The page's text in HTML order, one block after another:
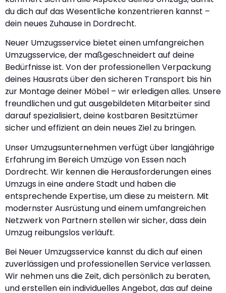
du dich auf das Wesentliche konzentrieren kannst –
dein neues Zuhause in Dordrecht.
Neuer Umzugsservice bietet einen umfangreichen
Umzugsservice, der maßgeschneidert auf deine
Bedürfnisse ist. Von der professionellen Verpackung
deines Hausrats über den sicheren Transport bis hin
zur Montage deiner Möbel – wir erledigen alles. Unsere
freundlichen und gut ausgebildeten Mitarbeiter sind
darauf spezialisiert, deine kostbaren Besitztümer
sicher und effizient an dein neues Ziel zu bringen.
Unser Umzugsunternehmen verfügt über langjährige
Erfahrung im Bereich Umzüge von Essen nach
Dordrecht. Wir kennen die Herausforderungen eines
Umzugs in eine andere Stadt und haben die
entsprechende Expertise, um diese zu meistern. Mit
modernster Ausrüstung und einem umfangreichen
Netzwerk von Partnern stellen wir sicher, dass dein
Umzug reibungslos verläuft.
Bei Neuer Umzugsservice kannst du dich auf einen
zuverlässigen und professionellen Service verlassen.
Wir nehmen uns die Zeit, dich persönlich zu beraten,
und erstellen ein individuelles Angebot, das auf deine